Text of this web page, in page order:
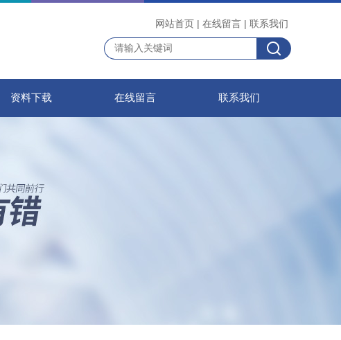
网站首页 | 在线留言 | 联系我们
资料下载 在线留言 联系我们